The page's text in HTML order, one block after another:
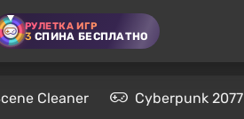
РУЛЕТКА ИГР
3 СПИНА БЕСПЛАТНО
Cleaner Cyberpunk 2077